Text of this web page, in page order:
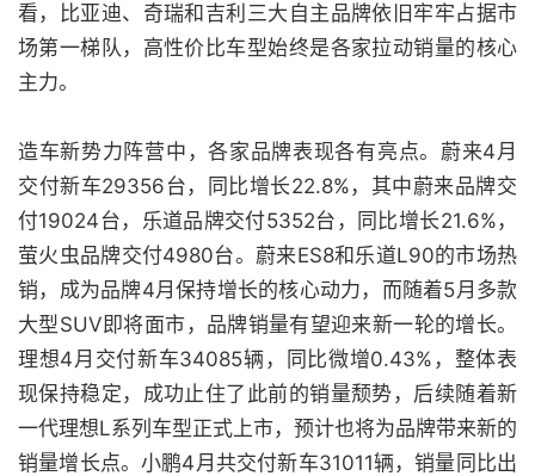
看，比亚迪、奇瑞和吉利三大自主品牌依旧牢牢占据市
场第一梯队，高性价比车型始终是各家拉动销量的核心
主力。
造车新势力阵营中，各家品牌表现各有亮点。蔚来4月
交付新车29356台，同比增长22.8%，其中蔚来品牌交
付19024台，乐道品牌交付5352台，同比增长21.6%，
萤火虫品牌交付4980台。蔚来ES8和乐道L90的市场热
销，成为品牌4月保持增长的核心动力，而随着5月多款
大型SUV即将面市，品牌销量有望迎来新一轮的增长。
理想4月交付新车34085辆，同比微增0.43%，整体表
现保持稳定，成功止住了此前的销量颓势，后续随着新
一代理想L系列车型正式上市，预计也将为品牌带来新的
销量增长点。小鹏4月共交付新车31011辆，销量同比出